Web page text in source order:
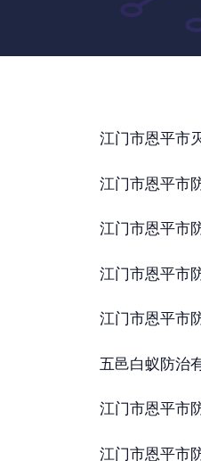
江门市恩平市
江门市恩平市
江门市恩平市
江门市恩平市
江门市恩平市
五邑白蚁防治
江门市恩平市
江门市恩平市